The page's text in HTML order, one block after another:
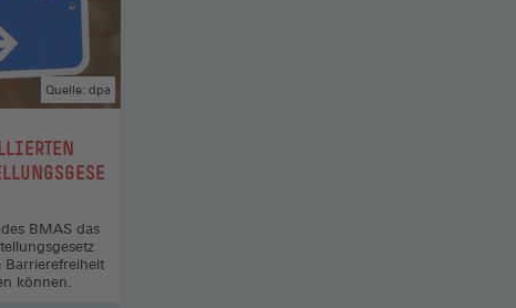
BMAS das
Barrierefreiheit
können.
Quelle: dpa